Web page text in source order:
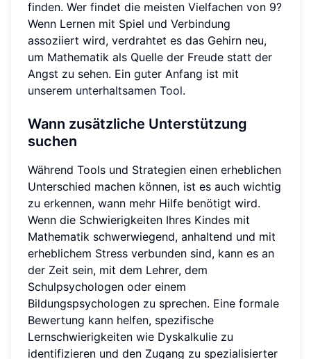
finden. Wer findet die meisten Vielfachen von 9?
Wenn Lernen mit Spiel und Verbindung
assoziiert wird, verdrahtet es das Gehirn neu,
um Mathematik als Quelle der Freude statt der
Angst zu sehen. Ein guter Anfang ist mit
unserem unterhaltsamen Tool.
Wann zusätzliche Unterstützung
suchen
Während Tools und Strategien einen erheblichen
Unterschied machen können, ist es auch wichtig
zu erkennen, wann mehr Hilfe benötigt wird.
Wenn die Schwierigkeiten Ihres Kindes mit
Mathematik schwerwiegend, anhaltend und mit
erheblichem Stress verbunden sind, kann es an
der Zeit sein, mit dem Lehrer, dem
Schulpsychologen oder einem
Bildungspsychologen zu sprechen. Eine formale
Bewertung kann helfen, spezifische
Lernschwierigkeiten wie Dyskalkulie zu
identifizieren und den Zugang zu spezialisierter